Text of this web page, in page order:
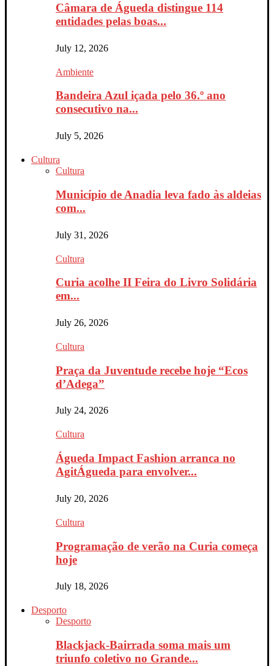
Câmara de Águeda distingue 114
entidades pelas boas...
July 12, 2026
Ambiente
Bandeira Azul içada pelo 36.º ano
consecutivo na...
July 5, 2026
Cultura
Cultura
Município de Anadia leva fado às aldeias
com...
July 31, 2026
Cultura
Curia acolhe II Feira do Livro Solidária
em...
July 26, 2026
Cultura
Praça da Juventude recebe hoje “Ecos
d’Adega”
July 24, 2026
Cultura
Águeda Impact Fashion arranca no
AgitÁgueda para envolver...
July 20, 2026
Cultura
Programação de verão na Curia começa
hoje
July 18, 2026
Desporto
Desporto
Blackjack-Bairrada soma mais um
triunfo coletivo no Grande...